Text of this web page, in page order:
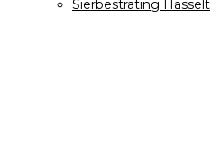
Sierbestrating Hasselt